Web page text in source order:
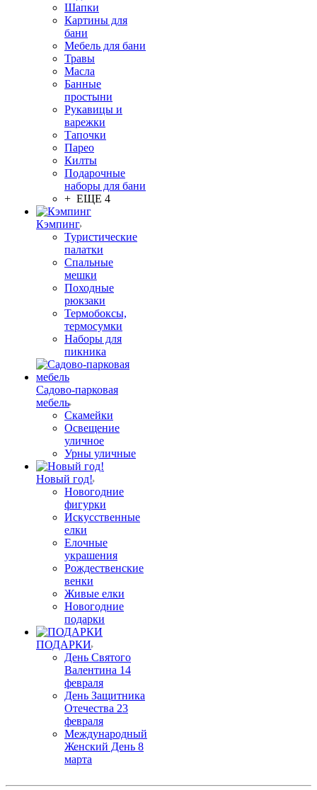
Шапки
Картины для
бани
Мебель для бани
Травы
Масла
Банные
простыни
Рукавицы и
варежки
Тапочки
Парео
Килты
Подарочные
наборы для бани
+ ЕЩЕ 4
Кэмпинг
Туристические
палатки
Спальные
мешки
Походные
рюкзаки
Термобоксы,
термосумки
Наборы для
пикника
Садово-парковая
мебель
Скамейки
Освещение
уличное
Урны уличные
Новый год!
Новогодние
фигурки
Искусственные
елки
Елочные
украшения
Рождественские
венки
Живые елки
Новогодние
подарки
ПОДАРКИ
День Святого
Валентина 14
февраля
День Защитника
Отечества 23
февраля
Международный
Женский День 8
марта